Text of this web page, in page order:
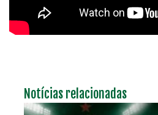
Notícias relacionadas